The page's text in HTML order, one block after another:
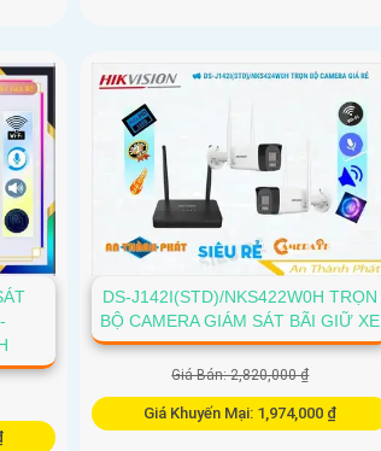
DS-J142I(STD)/NKS422W0H TRỌN
BỘ CAMERA GIÁM SÁT BÃI GIỮ XE
Giá Bán: 2,820,000 ₫
Giá Khuyến Mại: 1,974,000 ₫